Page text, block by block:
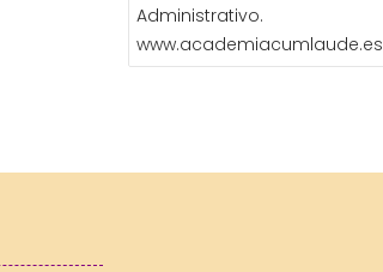
Administrativo.
www.academiacumlaude.es